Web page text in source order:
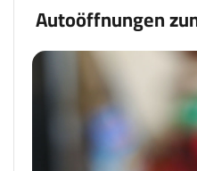
Autoöffnungen